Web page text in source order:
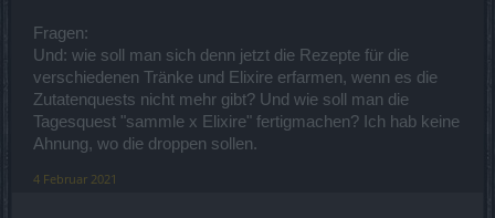
Fragen:
Und: wie soll man sich denn jetzt die Rezepte für die
verschiedenen Tränke und Elixire erfarmen, wenn es die
Zutatenquests nicht mehr gibt? Und wie soll man die
Tagesquest "sammle x Elixire" fertigmachen? Ich hab keine
Ahnung, wo die droppen sollen.
4 Februar 2021